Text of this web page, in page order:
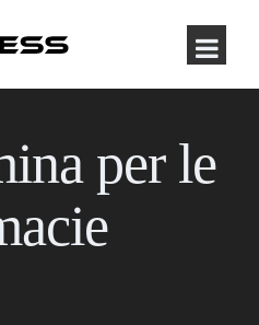
per le